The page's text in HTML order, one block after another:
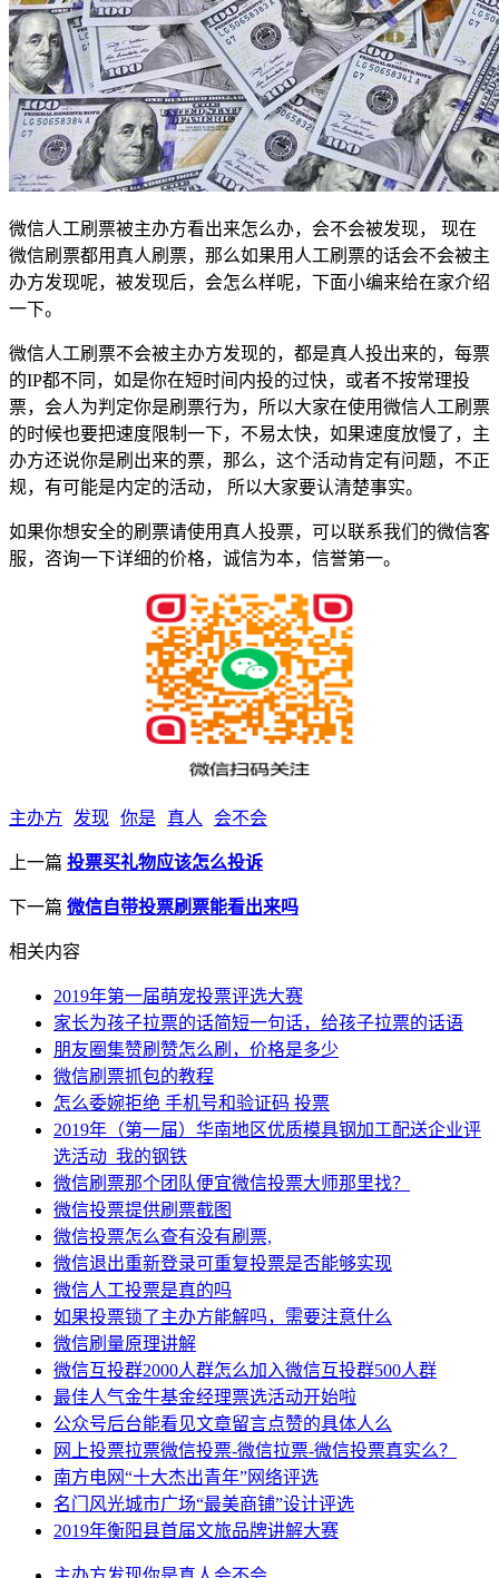
微信人工刷票被主办方看出来怎么办，会不会被发现， 现在
微信刷票都用真人刷票，那么如果用人工刷票的话会不会被主
办方发现呢，被发现后，会怎么样呢，下面小编来给在家介绍
一下。
微信人工刷票不会被主办方发现的，都是真人投出来的，每票
的IP都不同，如是你在短时间内投的过快，或者不按常理投
票，会人为判定你是刷票行为，所以大家在使用微信人工刷票
的时候也要把速度限制一下，不易太快，如果速度放慢了，主
办方还说你是刷出来的票，那么，这个活动肯定有问题，不正
规，有可能是内定的活动， 所以大家要认清楚事实。
如果你想安全的刷票请使用真人投票，可以联系我们的微信客
服，咨询一下详细的价格，诚信为本，信誉第一。
主办方 发现 你是 真人 会不会
上一篇 投票买礼物应该怎么投诉
下一篇 微信自带投票刷票能看出来吗
相关内容
2019年第一届萌宠投票评选大赛
家长为孩子拉票的话简短一句话，给孩子拉票的话语
朋友圈集赞刷赞怎么刷，价格是多少
微信刷票抓包的教程
怎么委婉拒绝 手机号和验证码 投票
2019年（第一届）华南地区优质模具钢加工配送企业评
选活动_我的钢铁
微信刷票那个团队便宜微信投票大师那里找？
微信投票提供刷票截图
微信投票怎么查有没有刷票,
微信退出重新登录可重复投票是否能够实现
微信人工投票是真的吗
如果投票锁了主办方能解吗，需要注意什么
微信刷量原理讲解
微信互投群2000人群怎么加入微信互投群500人群
最佳人气金牛基金经理票选活动开始啦
公众号后台能看见文章留言点赞的具体人么
网上投票拉票微信投票-微信拉票-微信投票真实么？
南方电网“十大杰出青年”网络评选
名门风光城市广场“最美商铺”设计评选
2019年衡阳县首届文旅品牌讲解大赛